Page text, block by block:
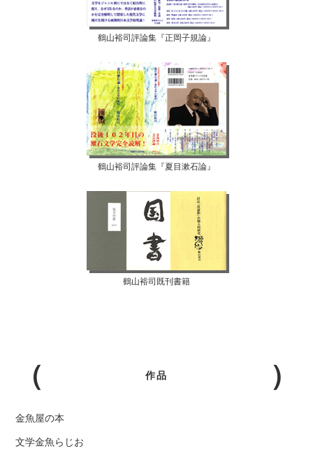
鶴山裕司評論集『正岡子規論』
鶴山裕司評論集『夏目漱石論』
鶴山裕司既刊書籍
作品
金魚屋の本
文学金魚らじお